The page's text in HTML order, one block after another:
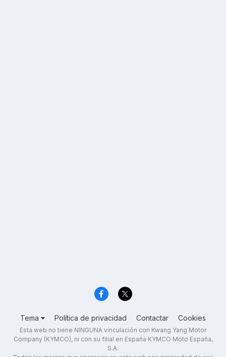
Tema Política de privacidad Contactar Cookies
Esta web no tiene NINGUNA vinculación con Kwang Yang Motor
Company (KYMCO), ni con su filial en España KYMCO Moto España,
S.A.